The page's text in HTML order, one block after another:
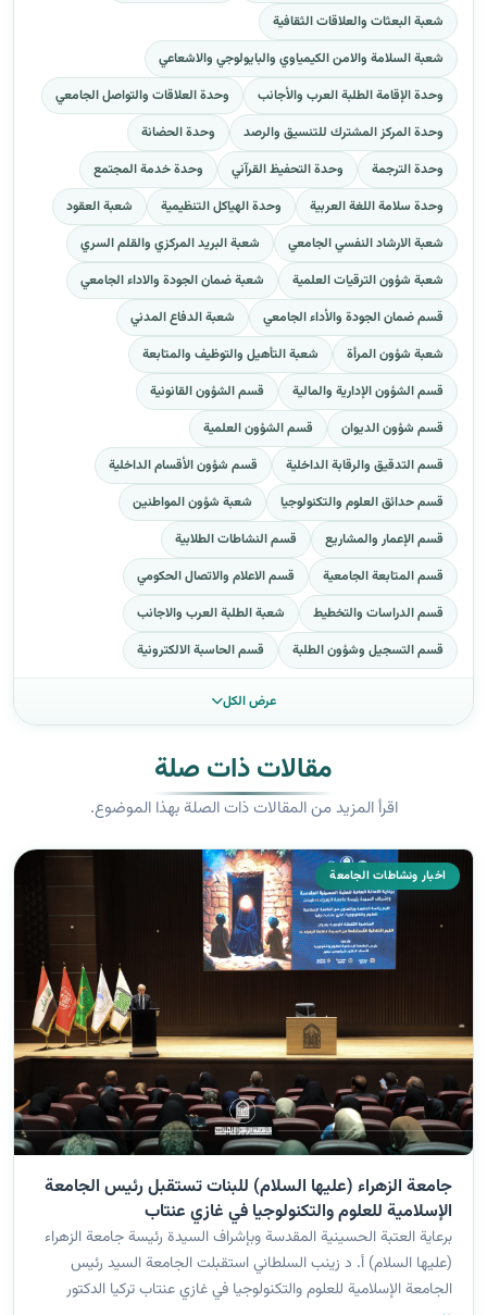
شعبة البعثات والعلاقات الثقافية
شعبة السلامة والامن الكيمياوي والبايولوجي والاشعاعي
وحدة الإقامة الطلبة العرب والأجانب
وحدة العلاقات والتواصل الجامعي
وحدة المركز المشترك للتنسيق والرصد
وحدة الحضانة
وحدة الترجمة
وحدة التحفيظ القرآني
وحدة خدمة المجتمع
وحدة سلامة اللغة العربية
وحدة الهياكل التنظيمية
شعبة العقود
شعبة الارشاد النفسي الجامعي
شعبة البريد المركزي والقلم السري
شعبة شؤون الترقيات العلمية
شعبة ضمان الجودة والاداء الجامعي
قسم ضمان الجودة والأداء الجامعي
شعبة الدفاع المدني
شعبة شؤون المرأة
شعبة التأهيل والتوظيف والمتابعة
قسم الشؤون الإدارية والمالية
قسم الشؤون القانونية
قسم شؤون الديوان
قسم الشؤون العلمية
قسم التدقيق والرقابة الداخلية
قسم شؤون الأقسام الداخلية
قسم حدائق العلوم والتكنولوجيا
شعبة شؤون المواطنين
قسم الإعمار والمشاريع
قسم النشاطات الطلابية
قسم المتابعة الجامعية
قسم الاعلام والاتصال الحكومي
قسم الدراسات والتخطيط
شعبة الطلبة العرب والاجانب
قسم التسجيل وشؤون الطلبة
قسم الحاسبة الالكترونية
عرض الكل
مقالات ذات صلة
اقرأ المزيد من المقالات ذات الصلة بهذا الموضوع.
اخبار ونشاطات الجامعة
جامعة الزهراء (عليها السلام) للبنات تستقبل رئيس الجامعة
الإسلامية للعلوم والتكنولوجيا في غازي عنتاب
برعاية العتبة الحسينية المقدسة وبإشراف السيدة رئيسة جامعة الزهراء
(عليها السلام) أ. د زينب السلطاني استقبلت الجامعة السيد رئيس
الجامعة الإسلامية للعلوم والتكنولوجيا في غازي عنتاب تركيا الدكتور